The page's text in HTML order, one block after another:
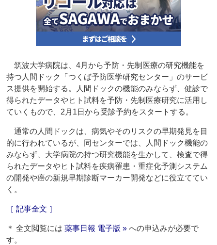
筑波大学病院は、4月から予防・先制医療の研究機能を
持つ人間ドック「つくば予防医学研究センター」のサービ
ス提供を開始する。人間ドックの機能のみならず、健診で
得られたデータやヒト試料を予防・先制医療研究に活用し
ていくもので、2月1日から受診予約をスタートする。
通常の人間ドックは、病気やそのリスクの早期発見を目
的に行われているが、同センターでは、人間ドック機能の
みならず、大学病院の持つ研究機能を生かして、検査で得
られたデータやヒト試料を疾病罹患・重症化予測システム
の開発や癌の新規早期診断マーカー開発などに役立ててい
く。
［ 記事全文 ］
＊ 全文閲覧には薬事日報 電子版 » への申込みが必要で
す。